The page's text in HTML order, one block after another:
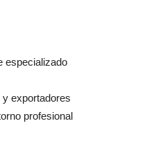
especializado
exportadores
profesional